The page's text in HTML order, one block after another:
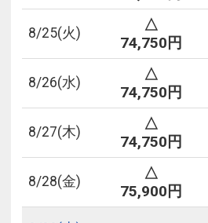
8/25(火)
△
74,750円
8/26(水)
△
74,750円
8/27(木)
△
74,750円
8/28(金)
△
75,900円